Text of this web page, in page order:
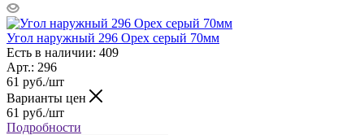
Угол наружный 296 Орех серый 70мм
Есть в наличии: 409
Арт.: 296
61 руб./шт
Варианты цен
61 руб./шт
Подробности